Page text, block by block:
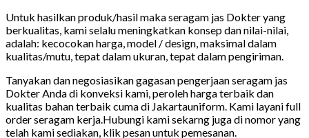
Untuk hasilkan produk/hasil maka seragam jas Dokter yang
berkualitas, kami selalu meningkatkan konsep dan nilai-nilai,
adalah: kecocokan harga, model / design, maksimal dalam
kualitas/mutu, tepat dalam ukuran, tepat dalam pengiriman.
Tanyakan dan negosiasikan gagasan pengerjaan seragam jas
Dokter Anda di konveksi kami, peroleh harga terbaik dan
kualitas bahan terbaik cuma di Jakartauniform. Kami layani full
order seragam kerja.Hubungi kami sekarng juga di nomor yang
telah kami sediakan, klik pesan untuk pemesanan.